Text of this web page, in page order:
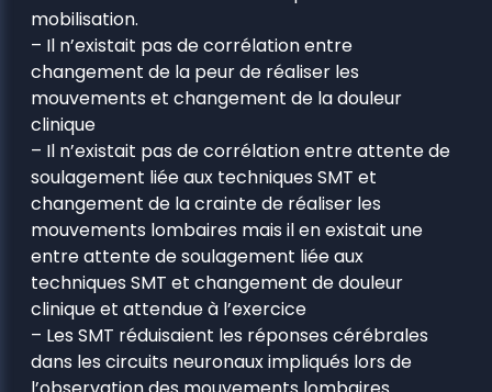
mobilisation.
– Il n’existait pas de corrélation entre
changement de la peur de réaliser les
mouvements et changement de la douleur
clinique
– Il n’existait pas de corrélation entre attente de
soulagement liée aux techniques SMT et
changement de la crainte de réaliser les
mouvements lombaires mais il en existait une
entre attente de soulagement liée aux
techniques SMT et changement de douleur
clinique et attendue à l’exercice
– Les SMT réduisaient les réponses cérébrales
dans les circuits neuronaux impliqués lors de